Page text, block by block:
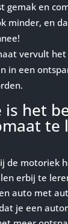
gemak en
minder, en
vervult
in een
is het
te
de motoriek
erbij te
auto met
je een